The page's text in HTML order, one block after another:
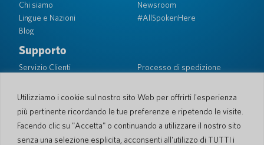
Utilizziamo i cookie sul nostro sito Web per offrirti l'esperienza
più pertinente ricordando le tue preferenze e ripetendo le visite.
Facendo clic su "Accetta" o continuando a utilizzare il nostro sito
senza una selezione esplicita, acconsenti all'utilizzo di TUTTI i
Chi siamo
Lingue e Nazioni
Blog
Newsroom
#AllSpokenHere
Supporto
Servizio Clienti
Processo di spedizione
Sicurezza PocketTalk
Contattaci
Richiesta Vendite aziendali